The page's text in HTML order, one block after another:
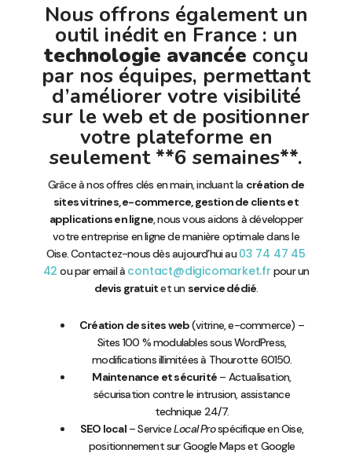
Nous offrons également un
outil inédit en France : un
technologie avancée conçu
par nos équipes, permettant
d’améliorer votre visibilité
sur le web et de positionner
votre plateforme en
seulement **6 semaines**.
Grâce à nos offres clés en main, incluant la création de
sites vitrines, e-commerce, gestion de clients et
applications en ligne, nous vous aidons à développer
votre entreprise en ligne de manière optimale dans le
Oise. Contactez-nous dès aujourd’hui au03 74 47 45
42 ou par email à contact@digicomarket.fr pour un
devis gratuitet un service dédié.
Création de sites web(vitrine, e-commerce) –
Sites 100 % modulables sous WordPress,
modifications illimitées à Thourotte 60150.
Maintenance et sécurité – Actualisation,
sécurisation contre le intrusion, assistance
technique 24/7.
SEO local– ServiceLocal Prospécifique en Oise,
positionnement sur Google Maps et Google